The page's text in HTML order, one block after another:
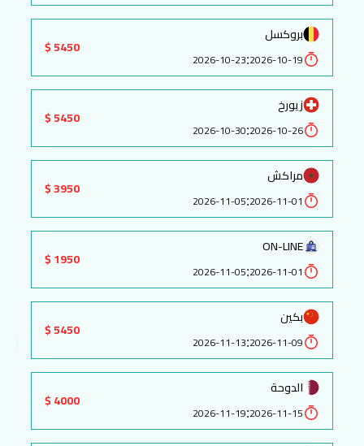
بروكسل
2026-10-19
:
2026-10-23
5450 $
زيورخ
2026-10-26
:
2026-10-30
5450 $
مراكش
2026-11-01
:
2026-11-05
3950 $
ON-LINE
2026-11-01
:
2026-11-05
1950 $
بكين
2026-11-09
:
2026-11-13
5450 $
الدوحة
2026-11-15
:
2026-11-19
4000 $